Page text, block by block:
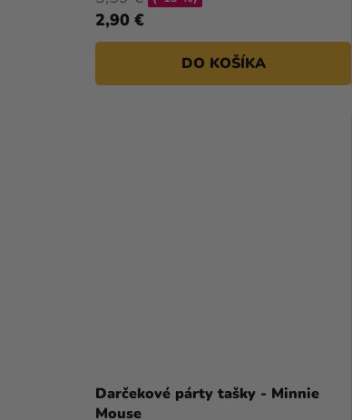
2,90 €
DO KOŠÍKA
Darčekové párty tašky - Minnie
Mouse